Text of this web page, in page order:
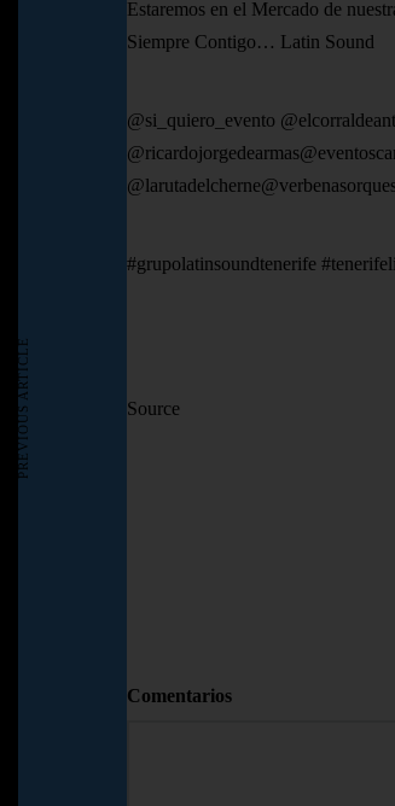
Estaremos en el Mercado de
Siempre Contigo… Latin Sound
@si_quiero_evento
#grupolatinsoundtenerife
Source
Comentarios
PREVIOUS ARTICLE